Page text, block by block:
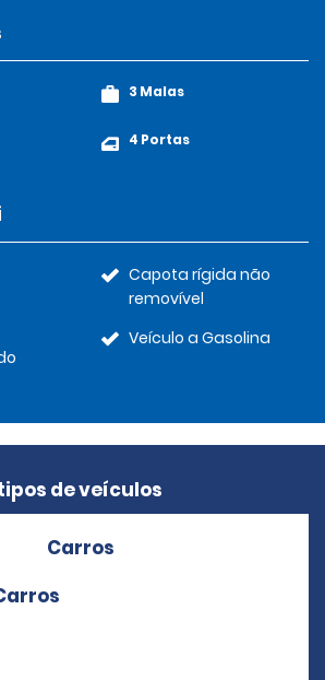
3 Malas
4 Portas
Capota rígida não
removível
Veículo a Gasolina
de veículos
Carros